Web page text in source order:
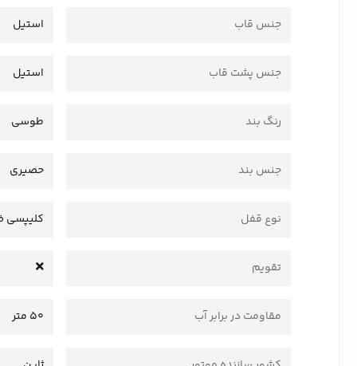
جنس قاب استیل
جنس پشت قاب استیل
رنگ بند طوسی
جنس بند حصیری
نوع قفل کلیپسی
تقویم
مقاومت در برابر آب 50 متر